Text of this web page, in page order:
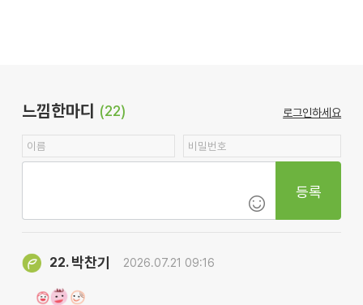
느낌한마디 (22) 로그인하세요
등록
22. 박찬기 2026.07.21 09:16